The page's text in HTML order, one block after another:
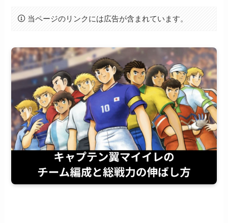
当ページのリンクには広告が含まれています。